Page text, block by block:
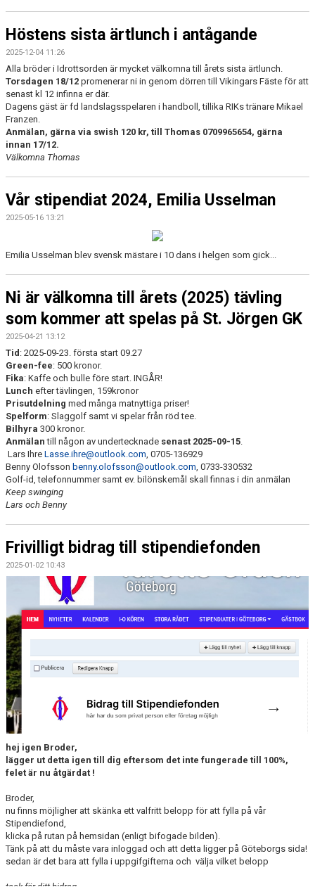
Höstens sista ärtlunch i antågande
2025-12-04 11:26
Alla bröder i Idrottsorden är mycket välkomna till årets sista ärtlunch.
Torsdagen 18/12 promenerar ni in genom dörren till Vikingars Fäste för att
senast kl 12 infinna er där.
Dagens gäst är fd landslagsspelaren i handboll, tillika RIKs tränare Mikael
Franzen.
Anmälan, gärna via swish 120 kr, till Thomas 0709965654, gärna
innan 17/12.
Välkomna Thomas
Vår stipendiat 2024, Emilia Usselman
2025-05-16 13:21
Emilia Usselman blev svensk mästare i 10 dans i helgen som gick...
Ni är välkomna till årets (2025) tävling
som kommer att spelas på St. Jörgen GK
2025-04-21 13:12
Tid : 2025-09-23. första start 09.27
Green-fee: 500 kronor.
Fika: Kaffe och bulle före start. INGÅR!
Lunch efter tävlingen, 159kronor
Prisutdelning med många matnyttiga priser!
Spelform: Slaggolf samt vi spelar från röd tee.
Bilhyra 300 kronor.
Anmälan till någon av undertecknade senast 2025-09-15.
Lars Ihre Lasse.ihre@outlook.com, 0705-136929
Benny Olofsson benny.olofsson@outlook.com, 0733-330532
Golf-id, telefonnummer samt ev. bilönskemål skall finnas i din anmälan
Keep swinging
Lars och Benny
Frivilligt bidrag till stipendiefonden
2025-01-02 10:43
hej igen Broder,
lägger ut detta igen till dig eftersom det inte fungerade till 100%,
felet är nu åtgärdat !
Broder,
nu finns möjligher att skänka ett valfritt belopp för att fylla på vår
Stipendiefond,
klicka på rutan på hemsidan (enligt bifogade bilden).
Tänk på att du måste vara inloggad och att detta ligger på Göteborgs sida!
sedan är det bara att fylla i uppgifgifterna och välja vilket belopp
tack för ditt bidrag